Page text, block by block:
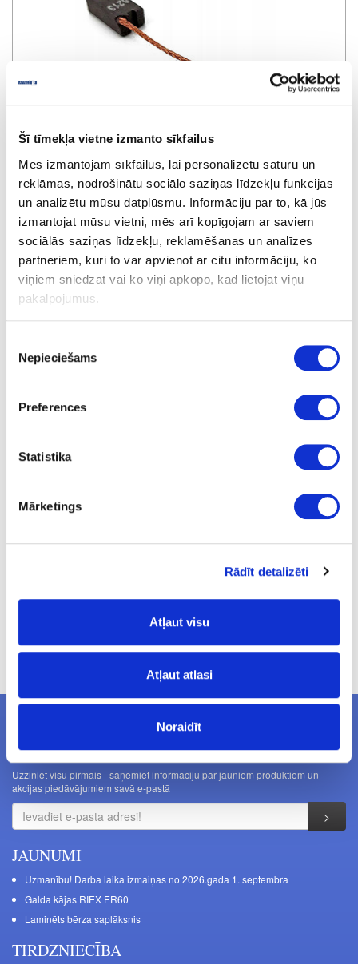
Šī tīmekļa vietne izmanto sīkfailus
Mēs izmantojam sīkfailus, lai personalizētu saturu un
reklāmas, nodrošinātu sociālo saziņas līdzekļu funkcijas
un analizētu mūsu datplūsmu. Informāciju par to, kā jūs
izmantojat mūsu vietni, mēs arī kopīgojam ar saviem
sociālās saziņas līdzekļu, reklamēšanas un analīzes
partneriem, kuri to var apvienot ar citu informāciju, ko
viņiem sniedzat vai ko viņi apkopo, kad lietojat viņu
pakalpojumus.
izvēle
Nepieciešams
Preferences
Statistika
Mārketings
Rādīt detalizēti
Atļaut visu
Atļaut atlasi
Noraidīt
MAFELL Kontaktoglīte DDF 40 230V
Uzdot jautājumu
Nosūtīt saiti uz produktu
8.10
brīdinājuma.
JAUNUMI E-PASTĀ
Uzziniet visu pirmais - saņemiet informāciju par jauniem produktiem un
akcijas piedāvājumiem savā e-pastā
JAUNUMI
Uzmanību! Darba laika izmaiņas no 2026.gada 1. septembra
Galda kājas RIEX ER60
Laminēts bērza saplāksnis
TIRDZNIECĪBA